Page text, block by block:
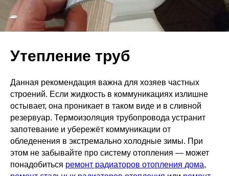
Утепление труб
Данная рекомендация важна для хозяев частных
строений. Если жидкость в коммуникациях излишне
остывает, она проникает в таком виде и в сливной
резервуар. Термоизоляция трубопровода устранит
запотевание и убережёт коммуникации от
обледенения в экстремально холодные зимы. При
этом не забывайте про систему отопления — может
понадобиться ремонт радиаторов отопления дома,